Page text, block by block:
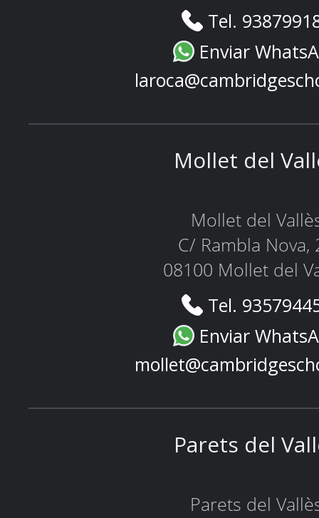
Tel.
Enviar
Mollet del
Mollet del
C/ Rambla Nova,
08100 Mollet del
Tel.
Enviar
Parets del
Parets del